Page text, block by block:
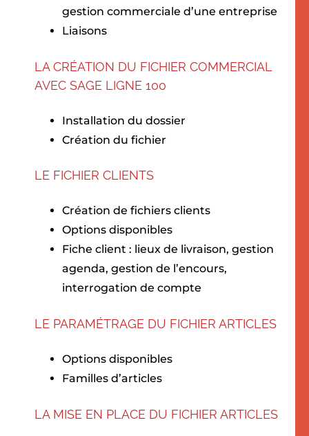
gestion commerciale d’une entreprise
Liaisons
LA CRÉATION DU FICHIER COMMERCIAL
AVEC SAGE LIGNE 100
Installation du dossier
Création du fichier
LE FICHIER CLIENTS
Création de fichiers clients
Options disponibles
Fiche client : lieux de livraison, gestion
agenda, gestion de l’encours,
interrogation de compte
LE PARAMÉTRAGE DU FICHIER ARTICLES
Options disponibles
Familles d’articles
LA MISE EN PLACE DU FICHIER ARTICLES